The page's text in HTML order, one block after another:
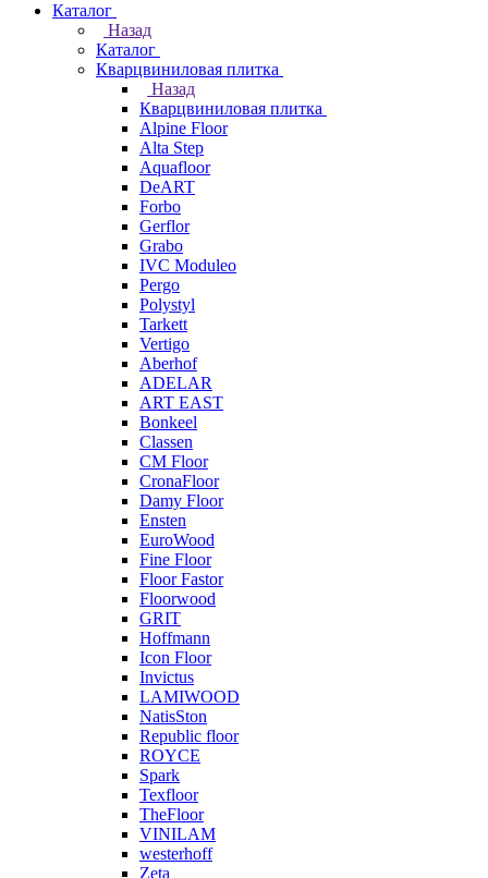
Каталог
Назад
Каталог
Кварцвиниловая плитка
Назад
Кварцвиниловая плитка
Alpine Floor
Alta Step
Aquafloor
DeART
Forbo
Gerflor
Grabo
IVC Moduleo
Pergo
Polystyl
Tarkett
Vertigo
Aberhof
ADELAR
ART EAST
Bonkeel
Classen
CM Floor
CronaFloor
Damy Floor
Ensten
EuroWood
Fine Floor
Floor Fastor
Floorwood
GRIT
Hoffmann
Icon Floor
Invictus
LAMIWOOD
NatisSton
Republic floor
ROYCE
Spark
Texfloor
TheFloor
VINILAM
westerhoff
Zeta